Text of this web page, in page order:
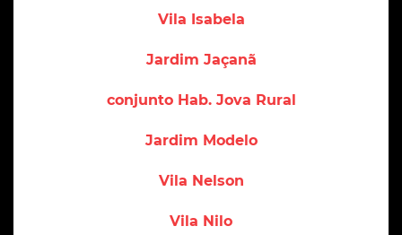
Vila Isabela
Jardim Jaçanã
conjunto Hab. Jova Rural
Jardim Modelo
Vila Nelson
Vila Nilo